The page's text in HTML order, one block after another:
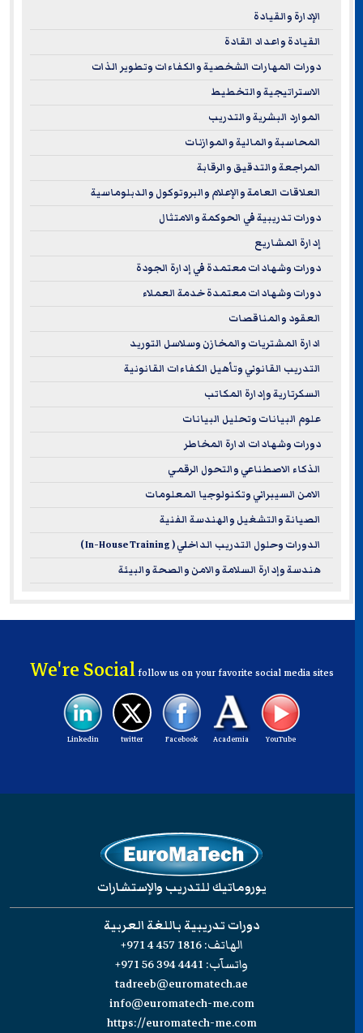
الإدارة والقيادة
القيادة واعداد القادة
دورات المهارات الشخصية والكفاءات وتطوير الذات
الاستراتيجية والتخطيط
الموارد البشرية والتدريب
المحاسبة والمالية والموازنات
المراجعة والتدقيق والرقابة
العلاقات العامة والإعلام والبروتوكول والدبلوماسية
دورات تدريبية في الحوكمة والامتثال
إدارة المشاريع
دورات وشهادات معتمدة في إدارة الجودة
دورات وشهادات معتمدة خدمة العملاء
العقود والمناقصات
ادارة المشتريات والمخازن وسلاسل التوريد
التدريب القانوني وتأهيل الكفاءات القانونية
السكرتارية وإدارة المكاتب
علوم البيانات وتحليل البيانات
دورات وشهادات ادارة المخاطر
الذكاء الاصطناعي والتحول الرقمي
الامن السيبراني وتكنولوجيا المعلومات
الصيانة والتشغيل والهندسة الفنية
الدورات وحلول التدريب الداخلي ( In-House Training )
هندسة وإدارة السلامة والامن والصحة والبيئة
We're Socialfollow us on your favorite social media sites
YouTube
Academia
Facebook
twitter
Linkedin
يوروماتيك للتدريب والإستشارات
دورات تدريبية باللغة العربية
الهاتف:+971 4 457 1816
واتسآب:+971 56 394 4441
tadreeb@euromatech.ae
info@euromatech-me.com
https://euromatech-me.com